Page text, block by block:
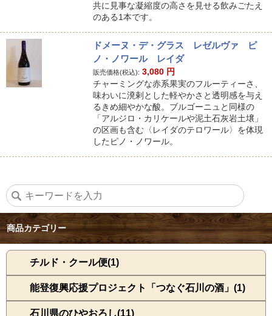
共に見事な凝縮度の高さを見せる飲みごたえ
のある1本です。
ドメーヌ・デ・グラス レゼルヴァ ピ
ノ・ノワール レイダ
販売価格(税込): 3,080 円
チャーミングな赤系果実のフルーティーさ、
味わいに溌剌とした軽やかさと透明感を与え
るきめ細やかな酸。ブルゴーニュと同様の
「アルジロ・カリケールや泥土石灰岩土壌」
の区画も含む〈レイダのテロワール〉を体現
したピノ・ノワール。
商品カテゴリー
チルド・クール便(1)
能登復興応援プロジェクト「つなぐ石川の酒」(1)
石川県のひやおろし(11)